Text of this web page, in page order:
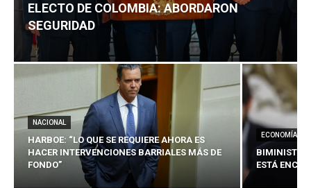
ELECTO DE COLOMBIA: ABORDARON
SEGURIDAD
NACIONAL
HARBOE: “LO QUE SE REQUIERE AHORA ES
HACER INTERVENCIONES BARRIALES MÁS DE
FONDO”
ECONOMÍA
BIMINISTRO
ESTÁ